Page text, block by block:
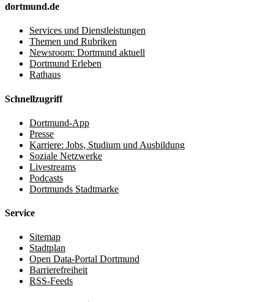
dortmund.de
Services und Dienstleistungen
Themen und Rubriken
Newsroom: Dortmund aktuell
Dortmund Erleben
Rathaus
Schnellzugriff
Dortmund-App
Presse
Karriere: Jobs, Studium und Ausbildung
Soziale Netzwerke
Livestreams
Podcasts
Dortmunds Stadtmarke
Service
Sitemap
Stadtplan
Open Data-Portal Dortmund
Barrierefreiheit
RSS-Feeds